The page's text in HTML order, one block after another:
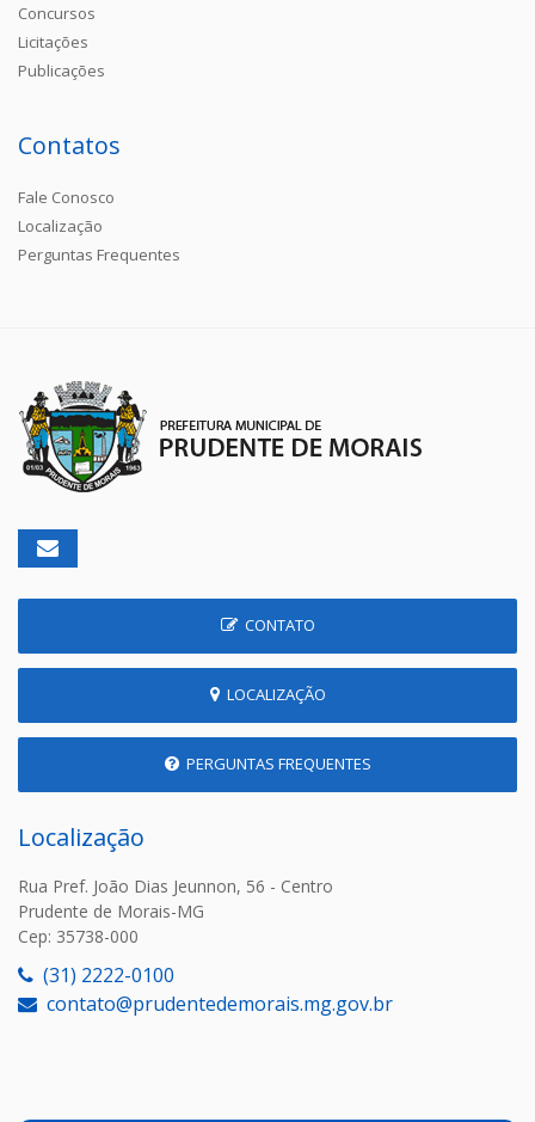
Concursos
Licitações
Publicações
Contatos
Fale Conosco
Localização
Perguntas Frequentes
CONTATO
LOCALIZAÇÃO
PERGUNTAS FREQUENTES
Localização
Rua Pref. João Dias Jeunnon, 56 - Centro
Prudente de Morais-MG
Cep: 35738-000
(31) 2222-0100
contato@prudentedemorais.mg.gov.br